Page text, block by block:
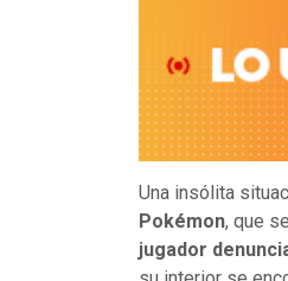
Una insólita
Pokémon, que
jugador